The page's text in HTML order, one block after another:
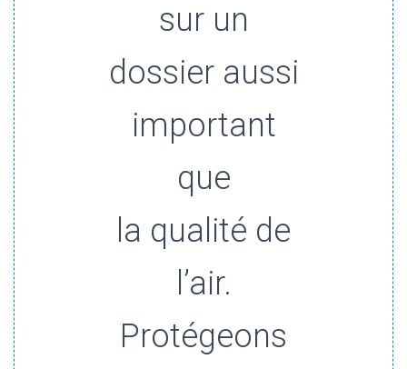
sur un
dossier aussi
important
que
la qualité de
l’air.
Protégeons